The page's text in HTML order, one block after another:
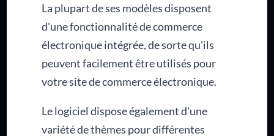
La plupart de ses modèles disposent
d'une fonctionnalité de commerce
électronique intégrée, de sorte qu'ils
peuvent facilement être utilisés pour
votre site de commerce électronique.
Le logiciel dispose également d'une
variété de thèmes pour différentes